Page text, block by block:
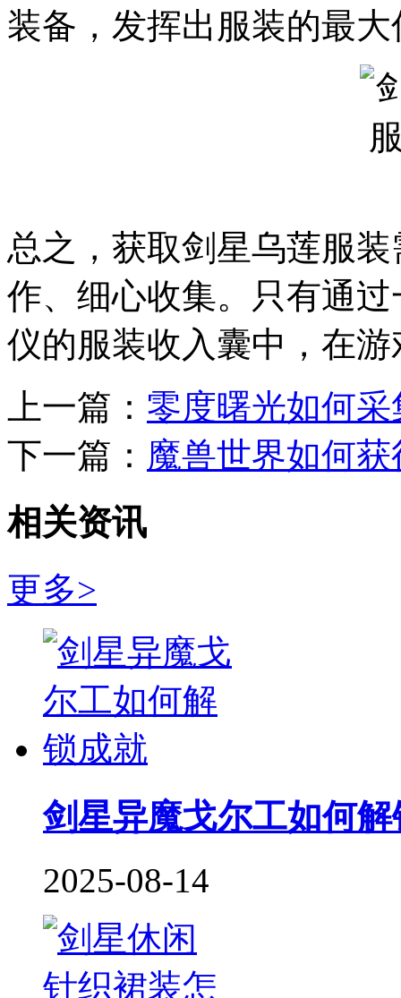
装备，发挥出服装的最大
总之，获取剑星乌莲服
作、细心收集。只有通
仪的服装收入囊中，在
上一篇： 零度曙光如何
下一篇： 魔兽世界如何
相关资讯
更多>
剑星异魔戈尔工如何
2025-08-14